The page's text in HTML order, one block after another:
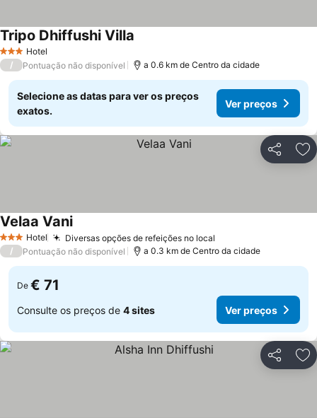
3 EstrelasHotel
Tripo Dhiffushi Villa
/ Pontuação não disponível a 0.6 km de Centro da cidade
Selecione as datas para ver os preços
exatos.
Ver preços
Partilhar
3 EstrelasHotel Diversas opções de refeições no local
Velaa VaniVer preços
/ Pontuação não disponível a 0.3 km de Centro da cidade
De € 71
Consulte os preços de 4 sites Ver preços
Partilhar